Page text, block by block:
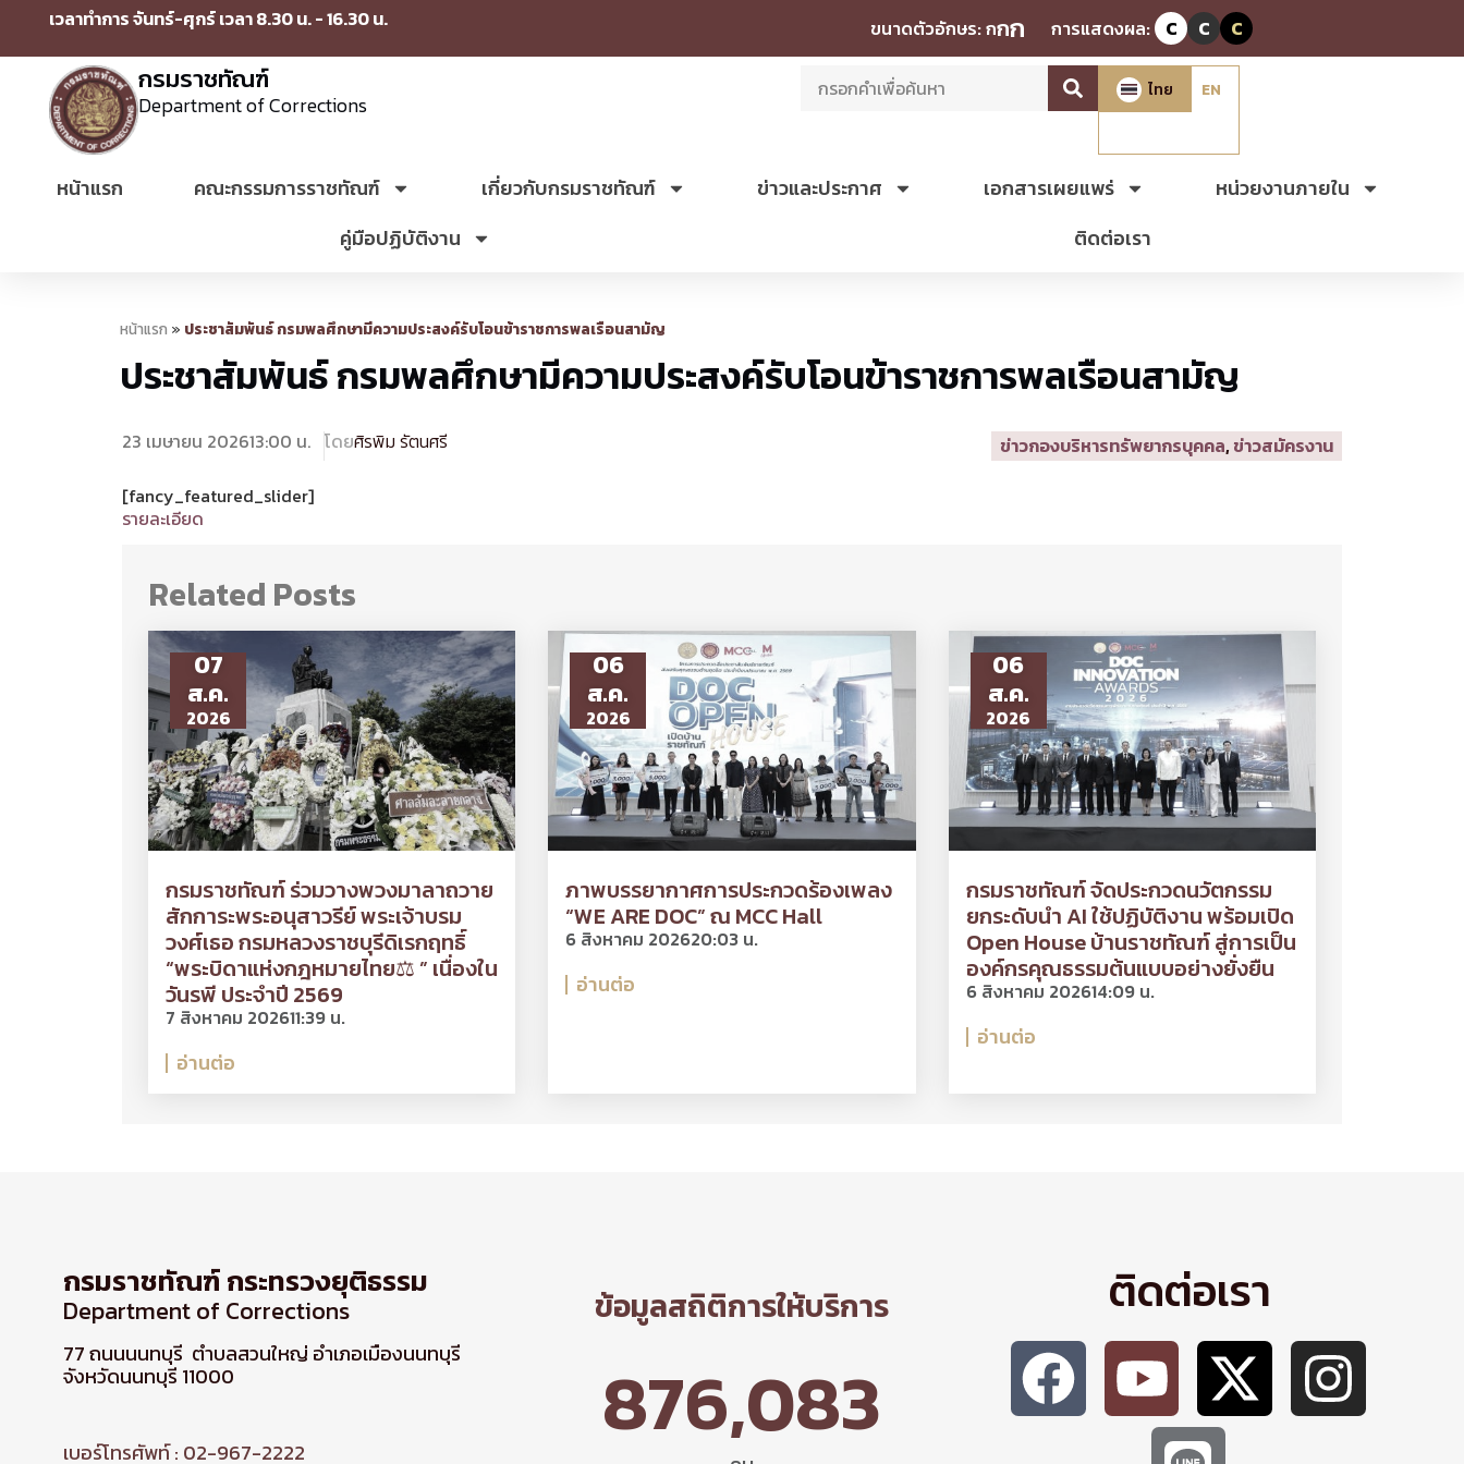
เวลาทำการ จันทร์-ศุกร์ เวลา 8.30 น. - 16.30 น. ขนาดตัวอักษร:กกก การแสดงผล: C C C
กรมราชทัณฑ์
Department of Corrections
ไทย EN
หน้าแรก คณะกรรมการราชทัณฑ์ เกี่ยวกับกรมราชทัณฑ์ ข่าวและประกาศ เอกสารเผยแพร่
หน่วยงานภายใน
คู่มือปฏิบัติงาน
ติดต่อเรา
หน้าแรก » ประชาสัมพันธ์ กรมพลศึกษามีความประสงค์รับโอนข้าราชการพลเรือนสามัญ
ประชาสัมพันธ์ กรมพลศึกษามีความประสงค์รับโอนข้าราชการพลเรือนสามัญ
23 เมษายน 202613:00 น. โดยศิรพิม รัตนศรี ข่าวกองบริหารทรัพยากรบุคคล, ข่าวสมัครงาน
[fancy_featured_slider]
รายละเอียด
Related Posts
07
ส.ค.
2026
กรมราชทัณฑ์ ร่วมวางพวงมาลาถวาย
สักการะพระอนุสาวรีย์ พระเจ้าบรม
วงศ์เธอ กรมหลวงราชบุรีดิเรกฤทธิ์
“พระบิดาแห่งกฎหมายไทย⚖ ” เนื่องใน
วันรพี ประจำปี 2569
7 สิงหาคม 202611:39 น.
อ่านต่อ
06
ส.ค.
2026
ภาพบรรยากาศการประกวดร้องเพลง
“WE ARE DOC” ณ MCC Hall
6 สิงหาคม 202620:03 น.
อ่านต่อ
06
ส.ค.
2026
กรมราชทัณฑ์ จัดประกวดนวัตกรรม
ยกระดับนำ AI ใช้ปฏิบัติงาน พร้อมเปิด
Open House บ้านราชทัณฑ์ สู่การเป็น
องค์กรคุณธรรมต้นแบบอย่างยั่งยืน
6 สิงหาคม 202614:09 น.
อ่านต่อ
กรมราชทัณฑ์ กระทรวงยุติธรรม
Department of Corrections
77 ถนนนนทบุรี ตำบลสวนใหญ่ อำเภอเมืองนนทบุรี
จังหวัดนนทบุรี 11000
เบอร์โทรศัพท์ : 02-967-2222
ข้อมูลสถิติการให้บริการ
876,083
ติดต่อเรา